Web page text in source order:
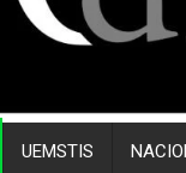
UEMSTIS